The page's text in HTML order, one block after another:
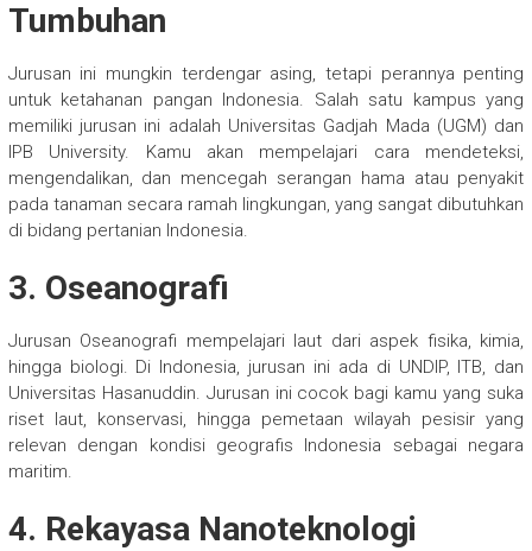
Tumbuhan
Jurusan ini mungkin terdengar asing, tetapi perannya penting
untuk ketahanan pangan Indonesia. Salah satu kampus yang
memiliki jurusan ini adalah Universitas Gadjah Mada (UGM) dan
IPB University. Kamu akan mempelajari cara mendeteksi,
mengendalikan, dan mencegah serangan hama atau penyakit
pada tanaman secara ramah lingkungan, yang sangat dibutuhkan
di bidang pertanian Indonesia.
3. Oseanografi
Jurusan Oseanografi mempelajari laut dari aspek fisika, kimia,
hingga biologi. Di Indonesia, jurusan ini ada di UNDIP, ITB, dan
Universitas Hasanuddin. Jurusan ini cocok bagi kamu yang suka
riset laut, konservasi, hingga pemetaan wilayah pesisir yang
relevan dengan kondisi geografis Indonesia sebagai negara
maritim.
4. Rekayasa Nanoteknologi